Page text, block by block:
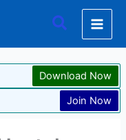
Search
Download Now
Join Now